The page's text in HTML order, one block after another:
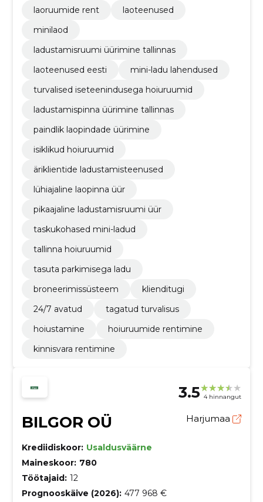
laoruumide rent
laoteenused
minilaod
ladustamisruumi üürimine tallinnas
laoteenused eesti
mini-ladu lahendused
turvalised iseteenindusega hoiuruumid
ladustamispinna üürimine tallinnas
paindlik laopindade üürimine
isiklikud hoiuruumid
äriklientide ladustamisteenused
lühiajaline laopinna üür
pikaajaline ladustamisruumi üür
taskukohased mini-ladud
tallinna hoiuruumid
tasuta parkimisega ladu
broneerimissüsteem
klienditugi
24/7 avatud
tagatud turvalisus
hoiustamine
hoiuruumide rentimine
kinnisvara rentimine
3.5 4 hinnangut
BILGOR OÜ Harjumaa
Krediidiskoor: Usaldusväärne
Maineskoor: 780
Töötajaid: 12
Prognooskäive (2026): 477 968 €